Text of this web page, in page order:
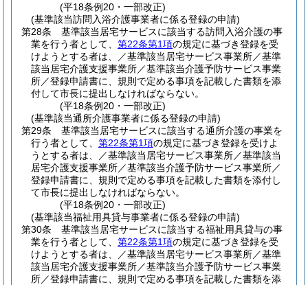
(平18条例20・一部改正)
(基準該当訪問入浴介護事業者に係る登録の申請)
第28条
基準該当居宅サービスに該当する訪問入浴介護の事
業を行う者として、 第22条第1項の規定に基づき登録を受
けようとする者は、／基準該当居宅サービス事業所／基準
該当居宅介護支援事業所／基準該当介護予防サービス事業
所／登録申請書に、規則で定める事項を記載した書類を添
付して市長に提出しなければならない。
(平18条例20・一部改正)
(基準該当通所介護事業者に係る登録の申請)
第29条
基準該当居宅サービスに該当する通所介護の事業を
行う者として、 第22条第1項の規定に基づき登録を受けよ
うとする者は、／基準該当居宅サービス事業所／基準該当
居宅介護支援事業所／基準該当介護予防サービス事業所／
登録申請書に、規則で定める事項を記載した書類を添付し
て市長に提出しなければならない。
(平18条例20・一部改正)
(基準該当福祉用具貸与事業者に係る登録の申請)
第30条
基準該当居宅サービスに該当する福祉用具貸与の事
業を行う者として、 第22条第1項の規定に基づき登録を受
けようとする者は、／基準該当居宅サービス事業所／基準
該当居宅介護支援事業所／基準該当介護予防サービス事業
所／登録申請書に、規則で定める事項を記載した書類を添